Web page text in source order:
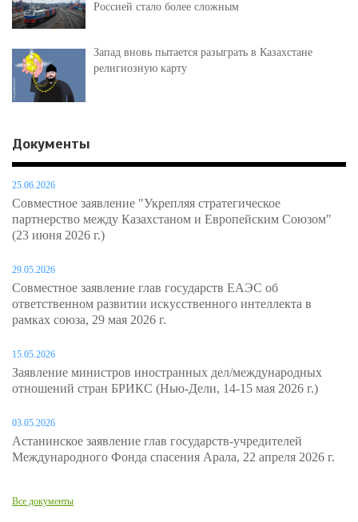
Россией стало более сложным
Запад вновь пытается разыграть в Казахстане
религиозную карту
Документы
25.06.2026
Совместное заявление "Укрепляя стратегическое
партнерство между Казахстаном и Европейским Союзом"
(23 июня 2026 г.)
29.05.2026
Совместное заявление глав государств ЕАЭС об
ответственном развитии искусственного интеллекта в
рамках союза, 29 мая 2026 г.
15.05.2026
Заявление министров иностранных дел/международных
отношений стран БРИКС (Нью-Дели, 14-15 мая 2026 г.)
03.05.2026
Астанинское заявление глав государств-учредителей
Международного Фонда спасения Арала, 22 апреля 2026 г.
Все документы